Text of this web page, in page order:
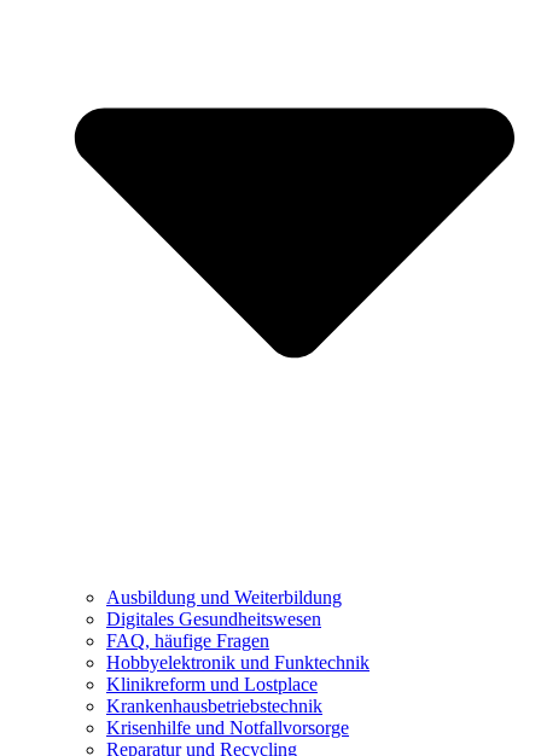
Ausbildung und Weiterbildung
Digitales Gesundheitswesen
FAQ, häufige Fragen
Hobbyelektronik und Funktechnik
Klinikreform und Lostplace
Krankenhausbetriebstechnik
Krisenhilfe und Notfallvorsorge
Reparatur und Recycling